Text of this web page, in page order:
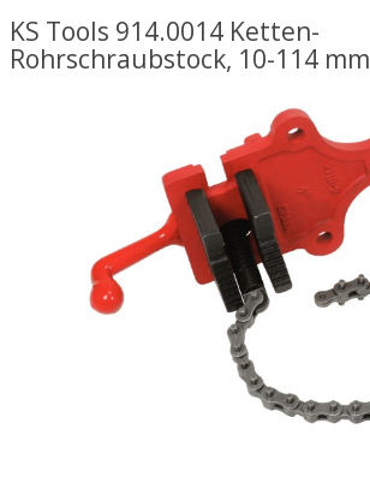
KS Tools 914.0014 Ketten-
Rohrschraubstock, 10-114 mm